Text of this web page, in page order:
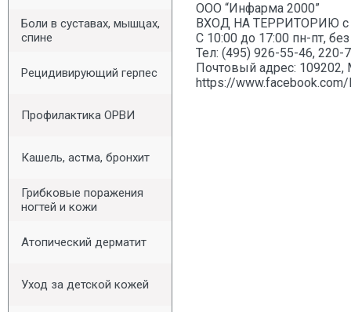
Боли в суставах, мышцах,
спине
Рецидивирующий герпес
Профилактика ОРВИ
Кашель, астма, бронхит
Грибковые поражения
ногтей и кожи
Атопический дерматит
Уход за детской кожей
ООО “Инфарма 2000”
ВХОД НА ТЕРРИТОРИЮ с
С 10:00 до 17:00 пн-пт,
Тел: (495) 926-55-46, 220-
Почтовый адрес:
https://www.facebook.com/